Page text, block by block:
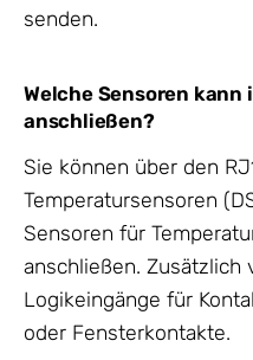
senden.
Welche Sensoren kann
anschließen?
Sie können über den
Temperatursensoren
Sensoren für
anschließen. Zusätzlich
Logikeingänge für
oder Fensterkontakte.